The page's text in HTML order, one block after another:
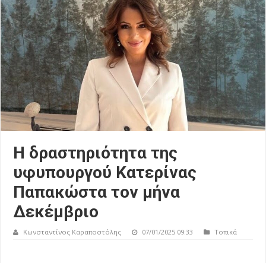
Η δραστηριότητα της
υφυπουργού Κατερίνας
Παπακώστα τον μήνα
Δεκέμβριο
Κωνσταντίνος Καραποστόλης 07/01/2025 09:33 Τοπικά